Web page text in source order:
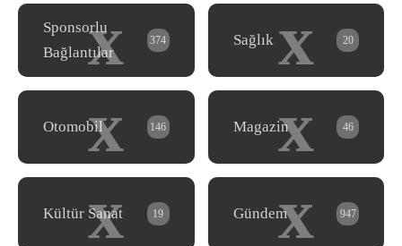
x
Sponsorlu
Bağlantılar
374 x
Sağlık 20
x
Otomobil 146 x
Magazin 46
x
Kültür Sanat 19 x
Gündem 947